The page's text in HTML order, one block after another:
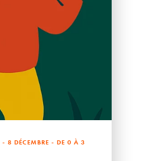
-8 DÉCEMBRE - DE 0 À 3